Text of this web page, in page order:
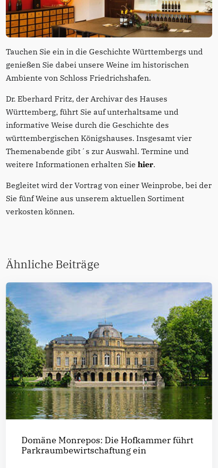
Tauchen Sie ein in die Geschichte Württembergs und
genießen Sie dabei unsere Weine im historischen
Ambiente von Schloss Friedrichshafen.
Dr. Eberhard Fritz, der Archivar des Hauses
Württemberg, führt Sie auf unterhaltsame und
informative Weise durch die Geschichte des
württembergischen Königshauses. Insgesamt vier
Themenabende gibt´s zur Auswahl. Termine und
weitere Informationen erhalten Sie hier.
Begleitet wird der Vortrag von einer Weinprobe, bei der
Sie fünf Weine aus unserem aktuellen Sortiment
verkosten können.
Ähnliche Beiträge
Domäne Monrepos: Die Hofkammer führt
Parkraumbewirtschaftung ein